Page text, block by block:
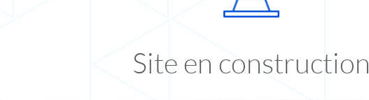
Site en construction